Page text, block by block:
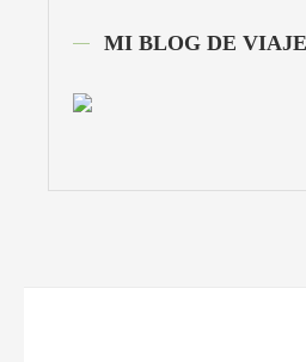
MI BLOG DE